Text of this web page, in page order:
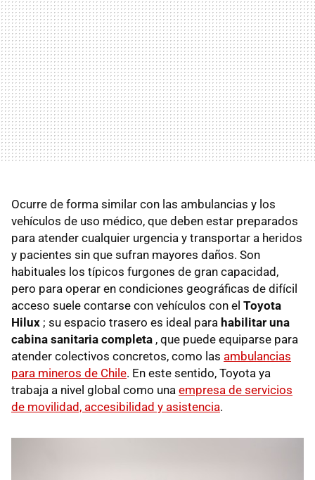
Ocurre de forma similar con las ambulancias y los
vehículos de uso médico, que deben estar preparados
para atender cualquier urgencia y transportar a heridos
y pacientes sin que sufran mayores daños. Son
habituales los típicos furgones de gran capacidad,
pero para operar en condiciones geográficas de difícil
acceso suele contarse con vehículos con el Toyota
Hilux ; su espacio trasero es ideal para habilitar una
cabina sanitaria completa , que puede equiparse para
atender colectivos concretos, como las ambulancias
para mineros de Chile. En este sentido, Toyota ya
trabaja a nivel global como una empresa de servicios
de movilidad, accesibilidad y asistencia.